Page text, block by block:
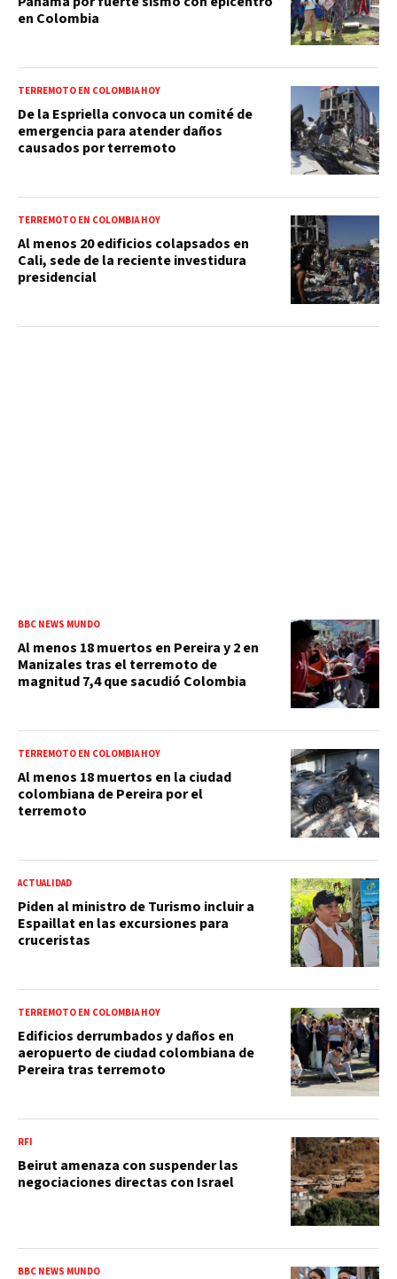
en Colombia
TERREMOTO EN COLOMBIA HOY
De la Espriella convoca un comité de
emergencia para atender daños
causados por terremoto
TERREMOTO EN COLOMBIA HOY
Al menos 20 edificios colapsados en
Cali, sede de la reciente investidura
presidencial
BBC NEWS MUNDO
Al menos 18 muertos en Pereira y 2 en
Manizales tras el terremoto de
magnitud 7,4 que sacudió Colombia
TERREMOTO EN COLOMBIA HOY
Al menos 18 muertos en la ciudad
colombiana de Pereira por el
terremoto
ACTUALIDAD
Piden al ministro de Turismo incluir a
Espaillat en las excursiones para
cruceristas
TERREMOTO EN COLOMBIA HOY
Edificios derrumbados y daños en
aeropuerto de ciudad colombiana de
Pereira tras terremoto
RFI
Beirut amenaza con suspender las
negociaciones directas con Israel
BBC NEWS MUNDO